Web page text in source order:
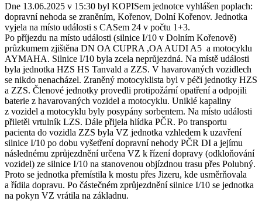
Dne 13.06.2025 v 15:30 byl KOPISem jednotce vyhlášen poplach:
dopravní nehoda se zraněním, Kořenov, Dolní Kořenov. Jednotka
vyjela na místo události s CASem 24 v počtu 1+3.
Po příjezdu na místo události (silnice I/10 v Dolním Kořenově)
průzkumem zjištěna DN OA CUPRA ,OA AUDI A5 a motocyklu
AYMAHA. Silnice I/10 byla zcela neprůjezdná. Na místě události
byla jednotka HZS HS Tanvald a ZZS. V havarovaných vozidlech
se nikdo nenacházel. Zraněný motocyklista byl v péči jednotky HZS
a ZZS. Členové jednotky provedli protipožární opatření a odpojili
baterie z havarovaných vozidel a motocyklu. Uniklé kapaliny
z vozidel a motocyklu byly posypány sorbentem. Na místo události
přiletěl vrtulník LZS. Dále přijela hlídka PČR. Po transportu
pacienta do vozidla ZZS byla VZ jednotka vzhledem k uzavření
silnice I/10 po dobu vyšetření dopravní nehody PČR DI a jejímu
následnému zprůjezdnění určena VZ k řízení dopravy (odkloňování
vozidel) ze silnice I/10 na stanovenou objízdnou trasu přes Polubný.
Proto se jednotka přemístila k mostu přes Jizeru, kde usměrňovala
a řídila dopravu. Po částečném zprůjezdnění silnice I/10 se jednotka
na pokyn VZ vrátila na základnu.